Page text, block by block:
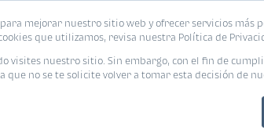
mejorar nuestro sitio web y ofrecer servicios más
que utilizamos, revisa nuestra Política de
visites nuestro sitio. Sin embargo, con el fin de
no se te solicite volver a tomar esta decisión de
Promociones Blog